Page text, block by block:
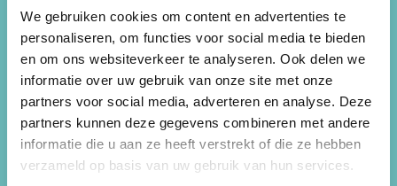
We gebruiken cookies om content en advertenties te
personaliseren, om functies voor social media te bieden
en om ons websiteverkeer te analyseren. Ook delen we
informatie over uw gebruik van onze site met onze
partners voor social media, adverteren en analyse. Deze
partners kunnen deze gegevens combineren met andere
informatie die u aan ze heeft verstrekt of die ze hebben
verzameld op basis van uw gebruik van hun services.
Informatie
Feest 44 organiseert de beste kinderfeestjes,
vrijgezellenfeestjes en bedrijfuitjes! Wij beschikken
overmeer dan 50 locatiesin de Haarlemmermeer,
Heemstede, Hillegom en Lisse.
Feest44 is onderdeel van Sportfondsen